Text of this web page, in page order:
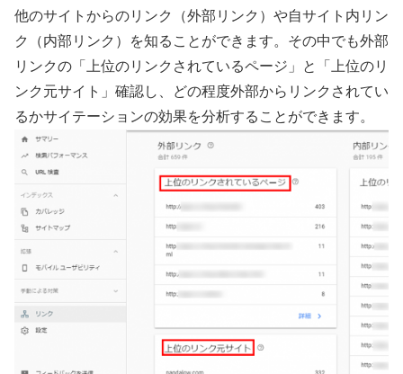
他のサイトからのリンク（外部リンク）や自サイト内リン
ク（内部リンク）を知ることができます。その中でも外部
リンクの「上位のリンクされているページ」と「上位のリ
ンク元サイト」確認し、どの程度外部からリンクされてい
るかサイテーションの効果を分析することができます。